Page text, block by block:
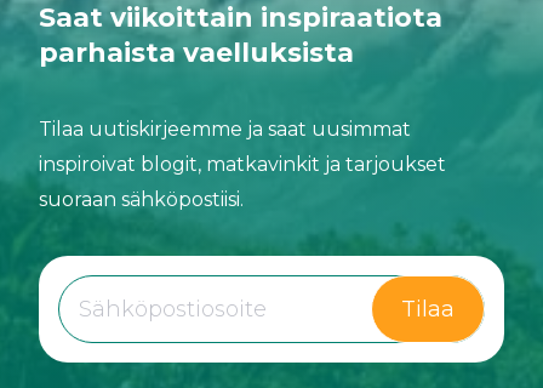
Saat viikoittain inspiraatiota
parhaista vaelluksista
Tilaa uutiskirjeemme ja saat uusimmat
inspiroivat blogit, matkavinkit ja tarjoukset
suoraan sähköpostiisi.
Tilaa